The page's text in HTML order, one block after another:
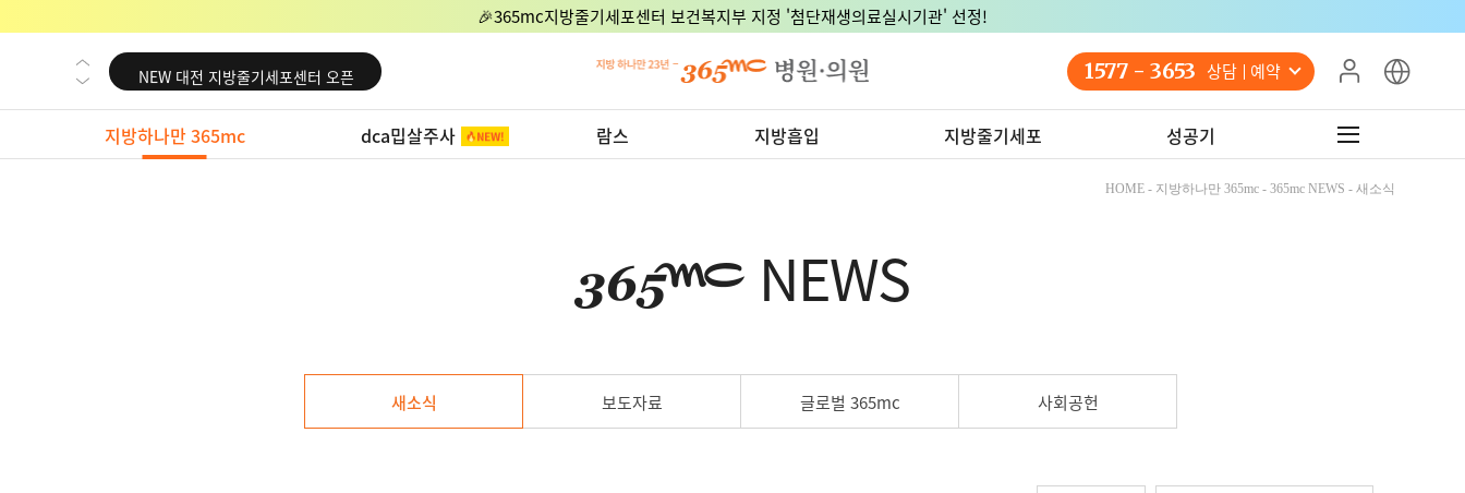
🎉365mc지방줄기세포센터 보건복지부 지정 '첨단재생의료실시기관' 선정!
NEW 교대 지방줄기세포센터 오픈
NEW 대전 지방줄기세포센터 오픈
NEW 노원 지방줄기세포센터 오픈
NEW 미국 LA점 오픈
NEW 미국 LA점 오픈
1577 - 3653 상담 예약
지방하나만 365mc dca밉살주사 람스 지방흡입 지방줄기세포 성공기
HOME - 지방하나만 365mc - 365mc NEWS - 새소식
NEWS
새소식 보도자료 글로벌 365mc 사회공헌